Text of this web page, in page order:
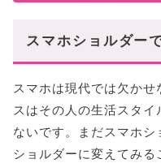
スマホショルダー
スマホは現代では欠か
スはその人の生活スタ
ないです。まだスマホ
ショルダーに変えてみ